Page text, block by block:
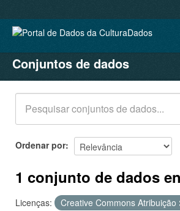
CONJUNTOS DE DADOS
ORGANIZAÇÕES
GRUPOS
SOBRE
Conjuntos de dados
Ordenar por
1 conjunto de dados
Licenças: Creative Commons Atribuição